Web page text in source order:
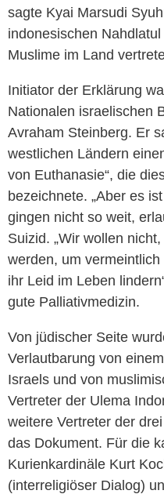
sagte Kyai Marsudi
indonesischen
Muslime im Land
Initiator der Erklärung
Nationalen israelischen
Avraham Steinberg. Er
westlichen Ländern
von Euthanasie“, die
bezeichnete. „Aber es
gingen nicht so weit,
Suizid. „Wir wollen
werden, um
ihr Leid im Leben
gute Palliativmedizin.
Von jüdischer Seite
Verlautbarung von
Israels und von
Vertreter der Ulema
weitere Vertreter der
das Dokument. Für die
Kurienkardinäle Kurt
(interreligiöser Dialog)